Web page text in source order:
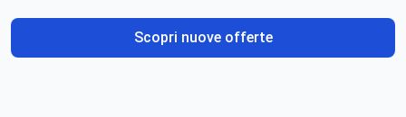
Scopri nuove offerte